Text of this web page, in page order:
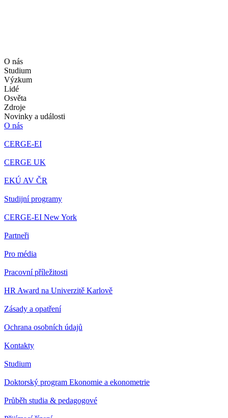
O nás
Studium
Výzkum
Lidé
Osvěta
Zdroje
Novinky a události
O nás
CERGE-EI
CERGE UK
EKÚ AV ČR
Studijní programy
CERGE-EI New York
Partneři
Pro média
Pracovní příležitosti
HR Award na Univerzitě Karlově
Zásady a opatření
Ochrana osobních údajů
Kontakty
Studium
Doktorský program Ekonomie a ekonometrie
Průběh studia & pedagogové